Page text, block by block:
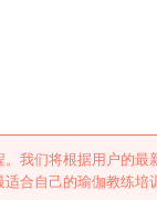
我们将根据用户的
合自己的瑜伽教练培